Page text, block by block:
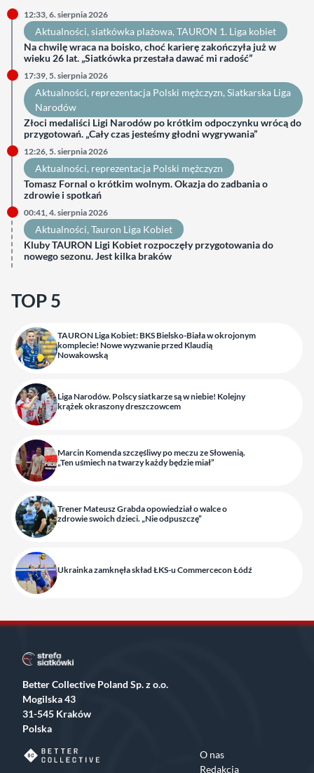
12:33, 6. sierpnia 2026
Aktualności, siatkówka plażowa, TAURON 1. Liga kobiet
Na chwilę wraca na boisko, choć karierę zakończyła już w
wieku 26 lat. „Siatkówka przestała dawać mi radość”
17:39, 5. sierpnia 2026
Aktualności, reprezentacja Polski mężczyzn, Siatkarska Liga
Narodów
Złoci medaliści Ligi Narodów po krótkim odpoczynku wrócą do
przygotowań. „Cały czas jesteśmy głodni wygrywania”
12:26, 5. sierpnia 2026
Aktualności, reprezentacja Polski mężczyzn
Tomasz Fornal o krótkim wolnym. Okazja do zadbania o
zdrowie i spotkań
00:41, 4. sierpnia 2026
Aktualności, Tauron Liga Kobiet
Kluby TAURON Ligi Kobiet rozpoczęły przygotowania do
nowego sezonu. Jest kilka braków
TOP 5
TAURON Liga Kobiet: BKS Bielsko-Biała w okrojonym
komplecie! Nowe wyzwanie przed Klaudią
Nowakowską
Liga Narodów. Polscy siatkarze są w niebie! Kolejny
krążek okraszony dreszczowcem
Marcin Komenda szczęśliwy po meczu ze Słowenią.
„Ten uśmiech na twarzy każdy będzie miał”
Trener Mateusz Grabda opowiedział o walce o
zdrowie swoich dzieci. „Nie odpuszczę”
Ukrainka zamknęła skład ŁKS-u Commercecon Łódź
Better Collective Poland Sp. z o.o.
Mogilska 43
31-545 Kraków
Polska
O nas
Redakcja